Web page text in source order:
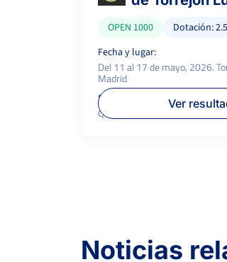
OPEN 1000
Dotación:
Fecha y lugar:
Del 11 al 17 de mayo, 2026.
Madrid
Superficie:
Quick
P.campeón:
1.000 €
Ver
Noticias